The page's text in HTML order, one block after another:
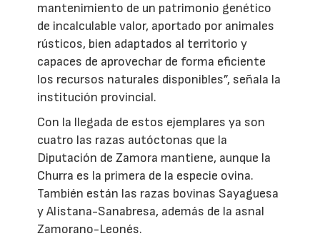
mantenimiento de un patrimonio genético
de incalculable valor, aportado por animales
rústicos, bien adaptados al territorio y
capaces de aprovechar de forma eficiente
los recursos naturales disponibles”, señala la
institución provincial.
Con la llegada de estos ejemplares ya son
cuatro las razas autóctonas que la
Diputación de Zamora mantiene, aunque la
Churra es la primera de la especie ovina.
También están las razas bovinas Sayaguesa
y Alistana-Sanabresa, además de la asnal
Zamorano-Leonés.